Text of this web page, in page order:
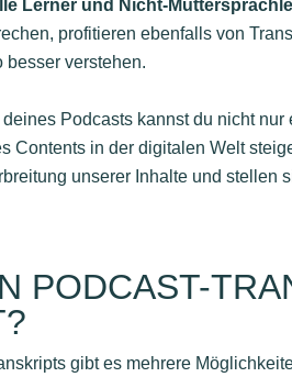
Lerner und Nicht-
profitieren ebenfalls von
besser verstehen.
Podcasts kannst du nicht nur
Contents in der digitalen Welt
unserer Inhalte und stellen
PODCAST-
gibt es mehrere